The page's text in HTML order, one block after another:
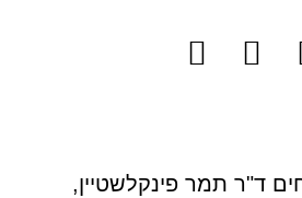
ד"ר תמר פינקלשטיין,